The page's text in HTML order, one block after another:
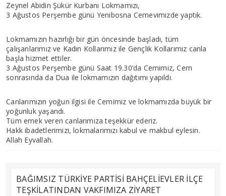
Zeynel Abidin Şükür Kurbanı Lokmamızı,
3 Ağustos Perşembe günü Yenibosna Cemevimizde yaptık.
Lokmamızın hazırlığı bir gün öncesinde başladı, tüm
çalışanlarımız ve Kadın Kollarımız ile Gençlik Kollarımız canla
başla hizmet ettiler.
3 Ağustos Perşembe günü Saat 19.30’da Cemimiz, Cem
sonrasında da Dua ile lokmamızın dağıtımı yapıldı.
Canlarımızın yoğun ilgisi ile Cemimiz ve lokmamızda büyük bir
yoğunluk yaşandı.
Tüm emek veren canlarımıza teşekkür ederiz.
Hakk ibadetlerimizi, lokmalarımızı kabul ve makbul eylesin.
Allah Eyvallah.
BAĞIMSIZ TÜRKİYE PARTİSİ BAHÇELİEVLER İLÇE
TEŞKİLATINDAN VAKFIMIZA ZİYARET